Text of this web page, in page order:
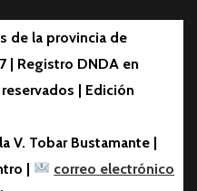
de la provincia de
| Registro DNDA en
| Edición
V. Tobar Bustamante |
|
correo electrónico